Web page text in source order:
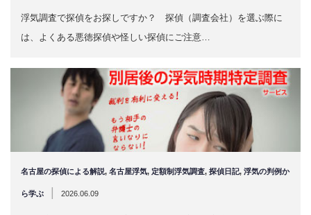
浮気調査で探偵をお探しですか？ 探偵（調査会社）を選ぶ際に
は、よくある悪徳探偵や怪しい探偵にご注意…
名古屋の探偵による解説, 名古屋浮気, 定額制浮気調査, 探偵日記, 浮気の判例か
ら学ぶ 2026.06.09